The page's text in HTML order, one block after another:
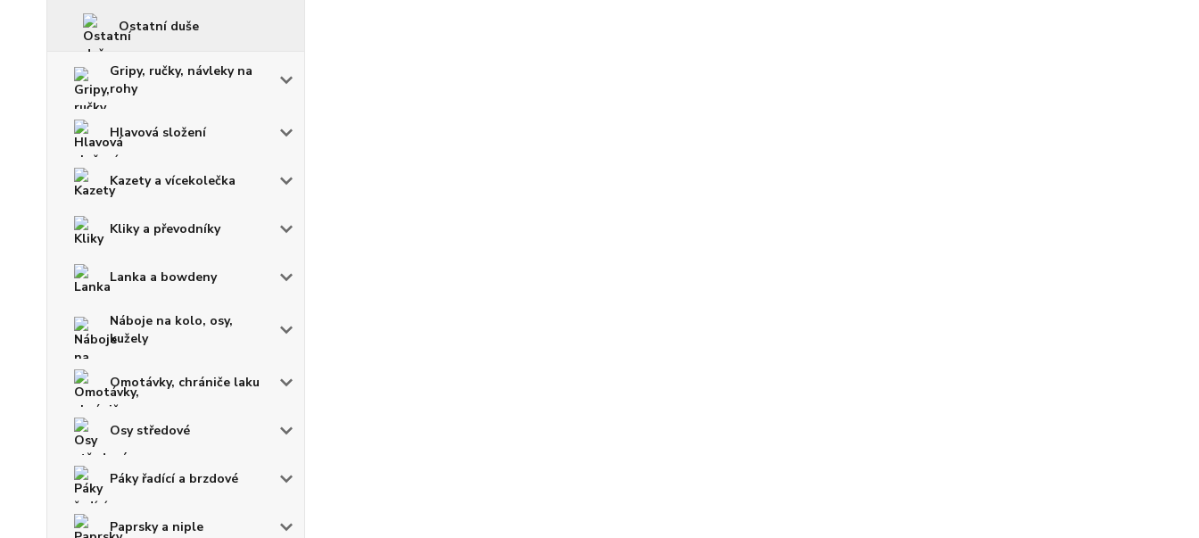
Ostatní duše
Gripy, ručky, návleky na
rohy
Hlavová složení
Kazety a vícekolečka
Kliky a převodníky
Lanka a bowdeny
Náboje na kolo, osy,
kužely
Omotávky, chrániče laku
Osy středové
Páky řadící a brzdové
Paprsky a niple